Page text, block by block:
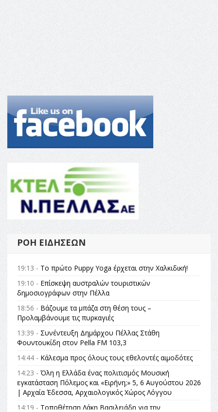
ΡΟΉ ΕΙΔΉΣΕΩΝ
19:13 - Το πρώτο Puppy Yoga έρχεται στην Χαλκιδική!
19:10 - Επίσκεψη αυστραλών τουριστικών
δημοσιογράφων στην Πέλλα
18:56 - Βάζουμε τα μπάζα στη θέση τους –
Προλαμβάνουμε τις πυρκαγιές
13:39 - Συνέντευξη Δημάρχου Πέλλας Στάθη
Φουντουκίδη στον Pella FM 103,3
14:44 - Κάλεσμα προς όλους τους εθελοντές αιμοδότες
14:23 - Όλη η Ελλάδα ένας πολιτισμός Μουσική
εγκατάσταση Πόλεμος και «Ειρήνη;» 5, 6 Αυγούστου 2026
| Αρχαία Έδεσσα, Αρχαιολογικός Χώρος Λόγγου
14:19 - Τοποθέτηση Λάκη Βασιλειάδη για την